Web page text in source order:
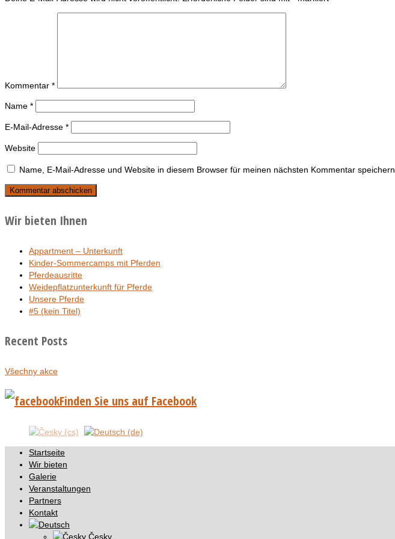
Kommentar *
Name *
E-Mail-Adresse *
Website
Name, E-Mail-Adresse und Website in diesem Browser für meinen nächsten Kommentar speichern.
Wir bieten Ihnen
Appartment – Unterkunft
Kinder-Sommercamps mit Pferden
Pferdeausritte
Weidepflatzunterkunft für Pferde
Unsere Pferde
#5 (kein Titel)
Recent Posts
Všechny akce
Finden Sie uns auf Facebook
Startseite
Wir bieten
Galerie
Veranstaltungen
Partners
Kontakt
Česky